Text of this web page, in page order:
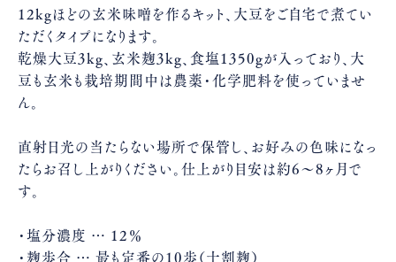
12kgほどの玄米味噌を作るキット、大豆をご自宅で煮てい
ただくタイプになります。
乾燥大豆3kg、玄米麹3kg、食塩1350gが入っており、大
豆も玄米も栽培期間中は農薬・化学肥料を使っていませ
ん。
直射日光の当たらない場所で保管し、お好みの色味になっ
たらお召し上がりください。仕上がり目安は約6〜8ヶ月で
す。
・塩分濃度 … 12％
・麹歩合 … 最も定番の10歩（十割麹）